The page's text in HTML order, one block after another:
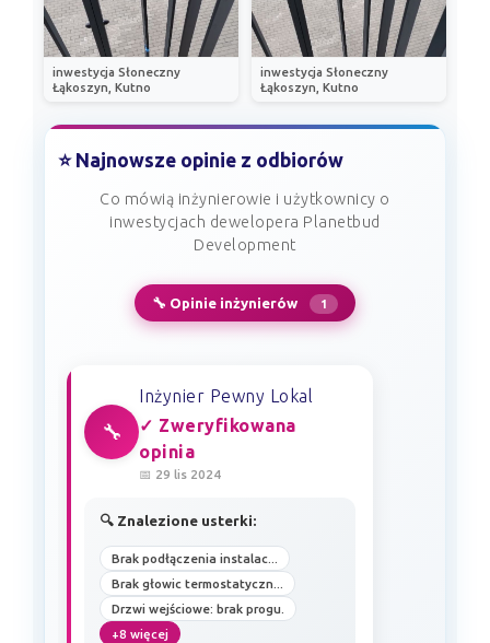
inwestycja Słoneczny
Łąkoszyn, Kutno
inwestycja Słoneczny
Łąkoszyn, Kutno
⭐ Najnowsze opinie z odbiorów
Co mówią inżynierowie i użytkownicy o
inwestycjach dewelopera Planetbud
Development
🔧 Opinie inżynierów 1
🔧
Inżynier Pewny Lokal
✓ Zweryfikowana
opinia
📅 29 lis 2024
🔍 Znalezione usterki:
Brak podłączenia instalac...
Brak głowic termostatyczn...
Drzwi wejściowe: brak progu.
+8 więcej